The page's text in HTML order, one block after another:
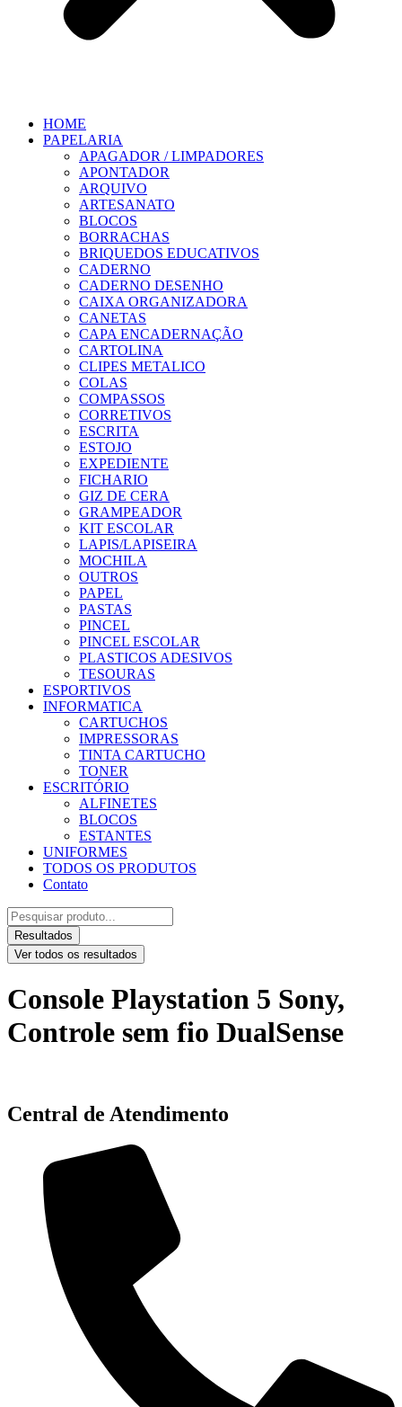
HOME
PAPELARIA
APAGADOR / LIMPADORES
APONTADOR
ARQUIVO
ARTESANATO
BLOCOS
BORRACHAS
BRIQUEDOS EDUCATIVOS
CADERNO
CADERNO DESENHO
CAIXA ORGANIZADORA
CANETAS
CAPA ENCADERNAÇÃO
CARTOLINA
CLIPES METALICO
COLAS
COMPASSOS
CORRETIVOS
ESCRITA
ESTOJO
EXPEDIENTE
FICHARIO
GIZ DE CERA
GRAMPEADOR
KIT ESCOLAR
LAPIS/LAPISEIRA
MOCHILA
OUTROS
PAPEL
PASTAS
PINCEL
PINCEL ESCOLAR
PLASTICOS ADESIVOS
TESOURAS
ESPORTIVOS
INFORMATICA
CARTUCHOS
IMPRESSORAS
TINTA CARTUCHO
TONER
ESCRITÓRIO
ALFINETES
BLOCOS
ESTANTES
UNIFORMES
TODOS OS PRODUTOS
Contato
Pesquisar
...Resultados
Ver todos os resultados
Console Playstation 5 Sony,
Controle sem fio DualSense
Central de Atendimento